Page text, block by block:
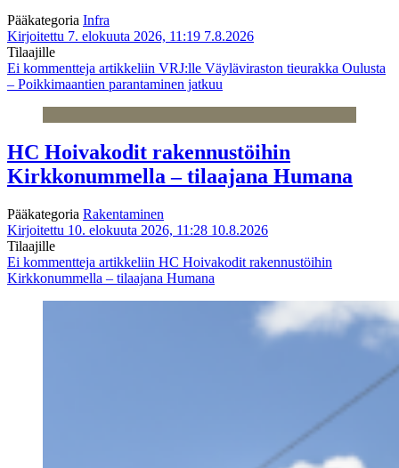
Pääkategoria Infra
Kirjoitettu 7. elokuuta 2026, 11:19 7.8.2026
Tilaajille
Ei kommentteja artikkeliin VRJ:lle Väyläviraston tieurakka Oulusta
– Poikkimaantien parantaminen jatkuu
HC Hoivakodit rakennustöihin
Kirkkonummella – tilaajana Humana
Pääkategoria Rakentaminen
Kirjoitettu 10. elokuuta 2026, 11:28 10.8.2026
Tilaajille
Ei kommentteja artikkeliin HC Hoivakodit rakennustöihin
Kirkkonummella – tilaajana Humana